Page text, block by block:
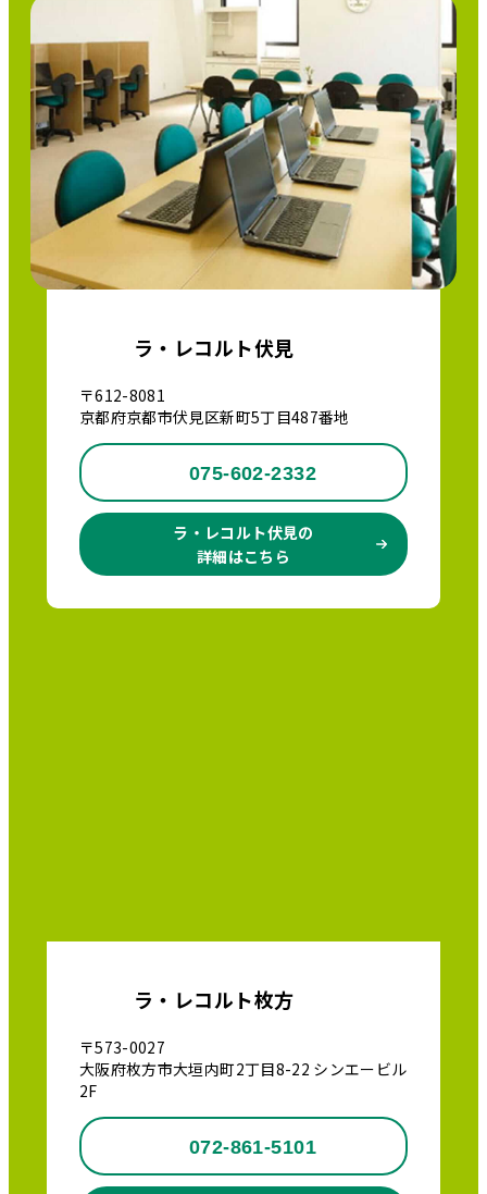
ラ・レコルト伏見
〒612-8081
京都府京都市伏見区新町5丁目487番地
075-602-2332
ラ・レコルト伏見の
詳細はこちら
ラ・レコルト枚方
〒573-0027
大阪府枚方市大垣内町2丁目8-22 シンエービル
2F
072-861-5101